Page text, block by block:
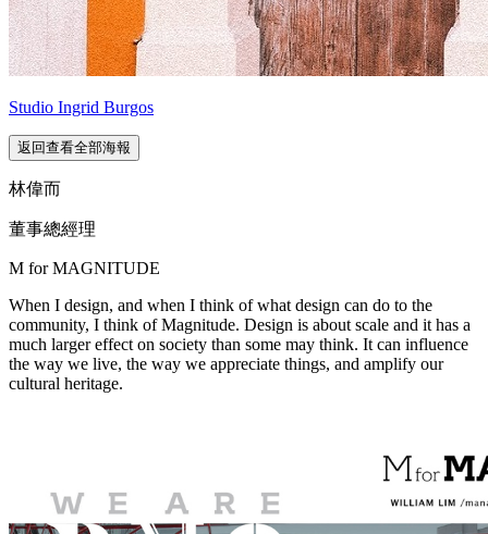
Studio Ingrid Burgos
返回查看全部海報
林偉而
董事總經理
M forMAGNITUDE
When I design, and when I think of what design can do to the
community, I think of Magnitude. Design is about scale and it has a
much larger effect on society than some may think. It can influence
the way we live, the way we appreciate things, and amplify our
cultural heritage.